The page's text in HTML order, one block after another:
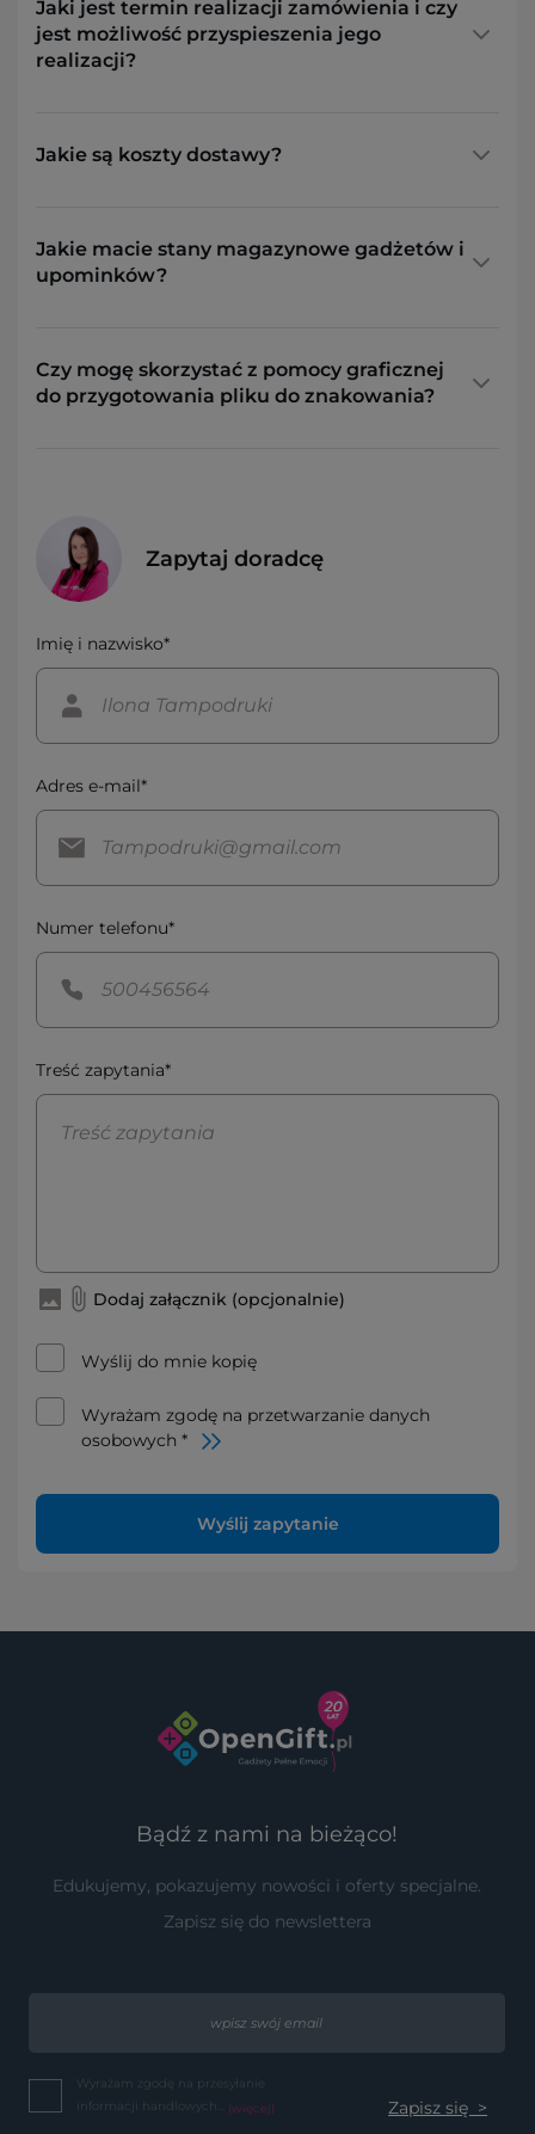
Jaki jest termin realizacji zamówienia i czy
jest możliwość przyspieszenia jego
realizacji?
Jakie są koszty dostawy?
Jakie macie stany magazynowe gadżetów i
upominków?
Czy mogę skorzystać z pomocy graficznej
do przygotowania pliku do znakowania?
Zapytaj doradcę
Imię i nazwisko*
Adres e-mail*
Numer telefonu*
Treść zapytania*
Dodaj załącznik (opcjonalnie)
Wyślij do mnie kopię
Wyrażam zgodę na przetwarzanie danych
osobowych *
Wyślij zapytanie
Bądź z nami na bieżąco!
Edukujemy, pokazujemy nowości i oferty specjalne.
Zapisz się do newslettera
Wyrażam zgodę na przesyłanie
informacji handlowych... (więcej)